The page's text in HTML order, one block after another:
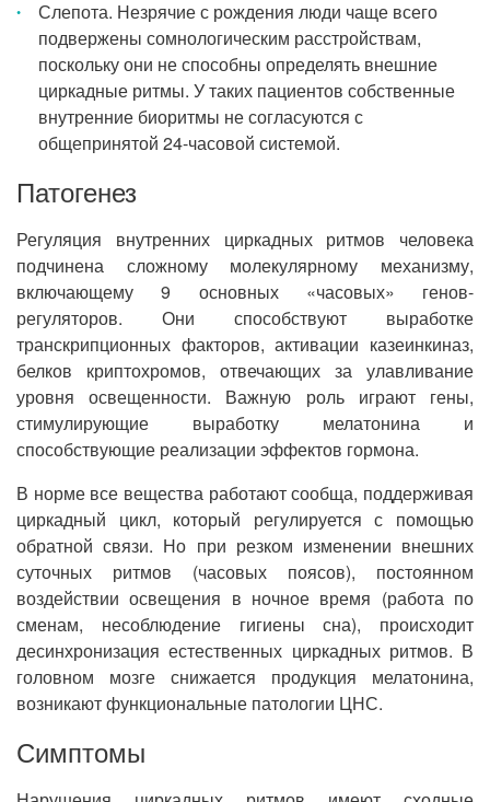
Слепота. Незрячие с рождения люди чаще всего
подвержены сомнологическим расстройствам,
поскольку они не способны определять внешние
циркадные ритмы. У таких пациентов собственные
внутренние биоритмы не согласуются с
общепринятой 24-часовой системой.
Патогенез
Регуляция внутренних циркадных ритмов человека
подчинена сложному молекулярному механизму,
включающему 9 основных «часовых» генов-
регуляторов. Они способствуют выработке
транскрипционных факторов, активации казеинкиназ,
белков криптохромов, отвечающих за улавливание
уровня освещенности. Важную роль играют гены,
стимулирующие выработку мелатонина и
способствующие реализации эффектов гормона.
В норме все вещества работают сообща, поддерживая
циркадный цикл, который регулируется с помощью
обратной связи. Но при резком изменении внешних
суточных ритмов (часовых поясов), постоянном
воздействии освещения в ночное время (работа по
сменам, несоблюдение гигиены сна), происходит
десинхронизация естественных циркадных ритмов. В
головном мозге снижается продукция мелатонина,
возникают функциональные патологии ЦНС.
Симптомы